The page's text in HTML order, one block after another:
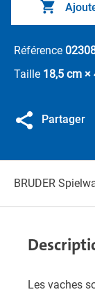
Référence
Taille 18,5 cm ×
Partager
BRUDER
Les vaches